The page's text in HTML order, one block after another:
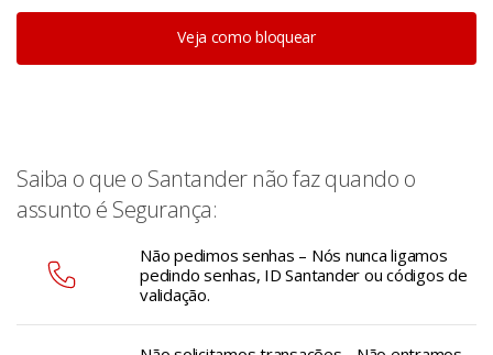
Veja como bloquear
Saiba o que o Santander não faz quando o
assunto é Segurança:
Não pedimos senhas – Nós nunca ligamos
pedindo senhas, ID Santander ou códigos de
validação.